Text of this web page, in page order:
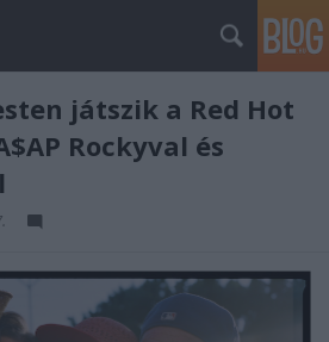
játszik a Red Hot
Rockyval és